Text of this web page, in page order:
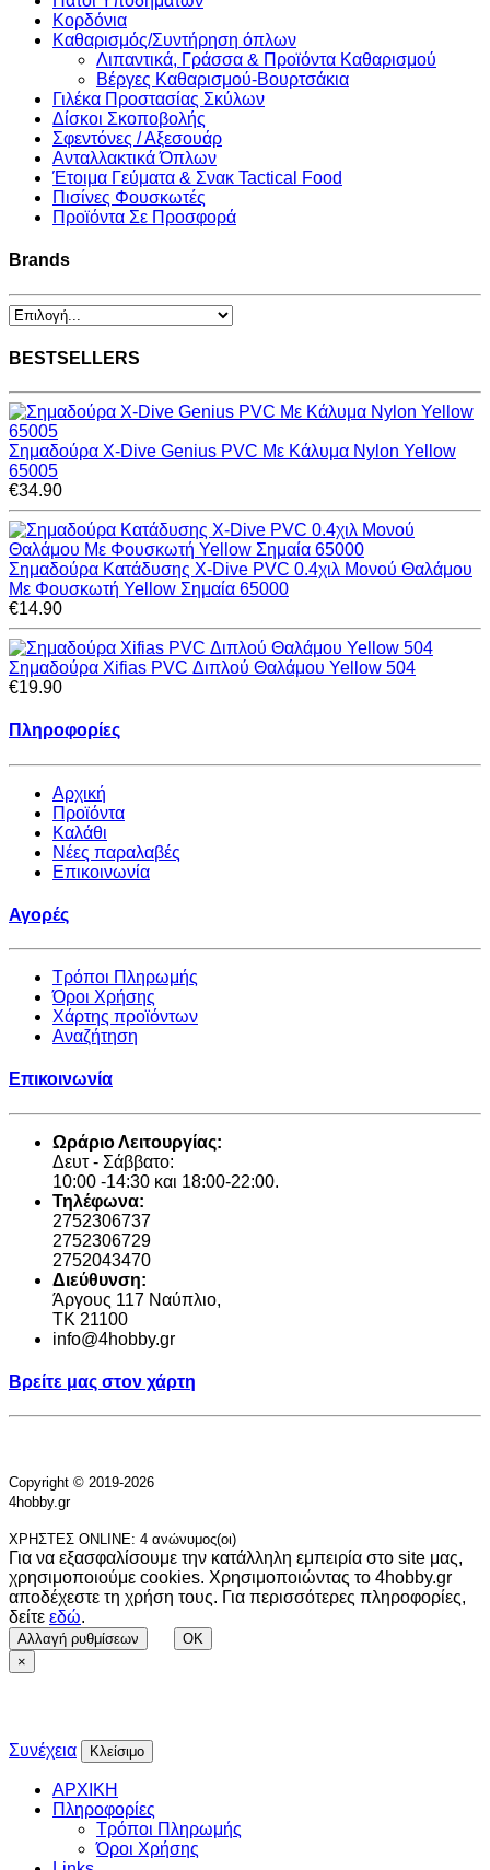
Κορδόνια
Καθαρισμός/Συντήρηση όπλων
Λιπαντικά, Γράσσα & Προϊόντα Καθαρισμού
Βέργες Καθαρισμού-Βουρτσάκια
Γιλέκα Προστασίας Σκύλων
Δίσκοι Σκοποβολής
Σφεντόνες / Αξεσουάρ
Ανταλλακτικά Όπλων
Έτοιμα Γεύματα & Σνακ Tactical Food
Πισίνες Φουσκωτές
Προϊόντα Σε Προσφορά
Brands
BESTSELLERS
Σημαδούρα X-Dive Genius PVC Με Κάλυμα Nylon Yellow
65005
€34.90
Σημαδούρα Κατάδυσης X-Dive PVC 0.4χιλ Μονού Θαλάμου
Με Φουσκωτή Yellow Σημαία 65000
€14.90
Σημαδούρα Xifias PVC Διπλού Θαλάμου Yellow 504
€19.90
Πληροφορίες
Αρχική
Προϊόντα
Καλάθι
Νέες παραλαβές
Επικοινωνία
Αγορές
Τρόποι Πληρωμής
Όροι Χρήσης
Χάρτης προϊόντων
Αναζήτηση
Επικοινωνία
Ωράριο Λειτουργίας:
Δευτ - Σάββατο:
10:00 -14:30 και 18:00-22:00.
Τηλέφωνα:
2752306737
2752306729
2752043470
Διεύθυνση:
Άργους 117 Ναύπλιο,
TK 21100
info@4hobby.gr
Βρείτε μας στον χάρτη
Copyright © 2019-2026
4hobby.gr
ΧΡΗΣΤΕΣ ONLINE: 4 ανώνυμος(οι)
Για να εξασφαλίσουμε την κατάλληλη εμπειρία στο site μας,
χρησιμοποιούμε cookies. Χρησιμοποιώντας το 4hobby.gr
αποδέχεστε τη χρήση τους. Για περισσότερες πληροφορίες,
δείτε εδώ.
Αλλαγή ρυθμίσεων
OK
×
Συνέχεια Κλείσιμο
ΑΡΧΙΚΗ
Πληροφορίες
Τρόποι Πληρωμής
Όροι Χρήσης